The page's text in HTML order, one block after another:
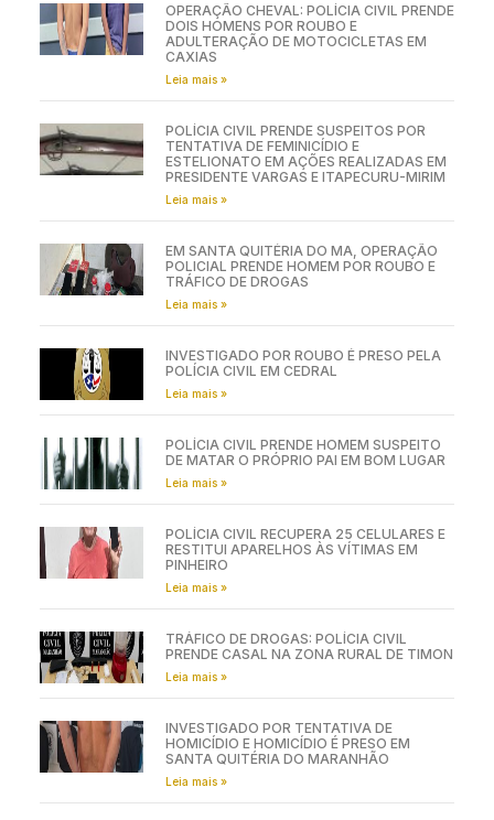
OPERAÇÃO CHEVAL: POLÍCIA CIVIL PRENDE
DOIS HOMENS POR ROUBO E
ADULTERAÇÃO DE MOTOCICLETAS EM
CAXIAS
Leia mais »
POLÍCIA CIVIL PRENDE SUSPEITOS POR
TENTATIVA DE FEMINICÍDIO E
ESTELIONATO EM AÇÕES REALIZADAS EM
PRESIDENTE VARGAS E ITAPECURU-MIRIM
Leia mais »
EM SANTA QUITÉRIA DO MA, OPERAÇÃO
POLICIAL PRENDE HOMEM POR ROUBO E
TRÁFICO DE DROGAS
Leia mais »
INVESTIGADO POR ROUBO É PRESO PELA
POLÍCIA CIVIL EM CEDRAL
Leia mais »
POLÍCIA CIVIL PRENDE HOMEM SUSPEITO
DE MATAR O PRÓPRIO PAI EM BOM LUGAR
Leia mais »
POLÍCIA CIVIL RECUPERA 25 CELULARES E
RESTITUI APARELHOS ÀS VÍTIMAS EM
PINHEIRO
Leia mais »
TRÁFICO DE DROGAS: POLÍCIA CIVIL
PRENDE CASAL NA ZONA RURAL DE TIMON
Leia mais »
INVESTIGADO POR TENTATIVA DE
HOMICÍDIO E HOMICÍDIO É PRESO EM
SANTA QUITÉRIA DO MARANHÃO
Leia mais »